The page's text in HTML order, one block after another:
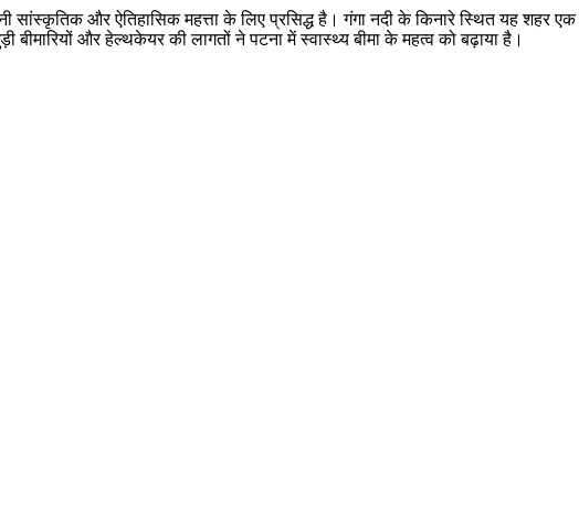
सांस्कृतिक और ऐतिहासिक महत्ता के लिए प्रसिद्ध है। गंगा नदी के किनारे स्थित यह शहर
और हेल्थकेयर की लागतों ने पटना में स्वास्थ्य बीमा के महत्व को बढ़ाया है।